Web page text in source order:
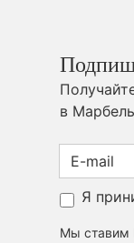
в
Я
Мы ставим